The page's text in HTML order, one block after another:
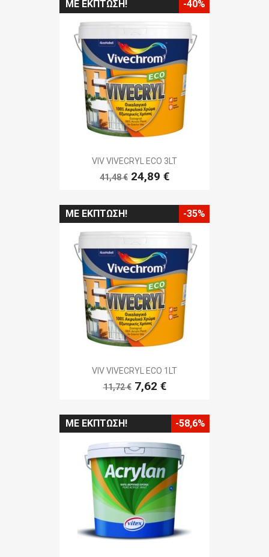
VIV VIVECRYL ECO 3LT
41,48 € 24,89 €
ΜΕ ΈΚΠΤΩΣΗ! -40%
VIV VIVECRYL ECO 1LT
11,72 € 7,62 €
ΜΕ ΈΚΠΤΩΣΗ! -35%
ΜΕ ΈΚΠΤΩΣΗ! -58,6%